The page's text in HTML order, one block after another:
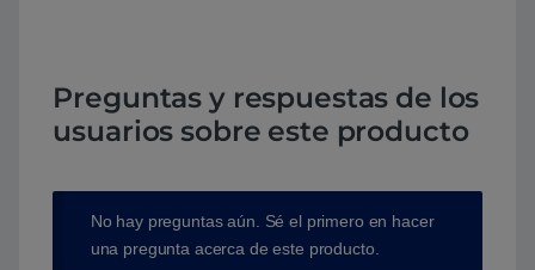
Preguntas y respuestas de los
usuarios sobre este producto
No hay preguntas aún. Sé el primero en hacer
una pregunta acerca de este producto.